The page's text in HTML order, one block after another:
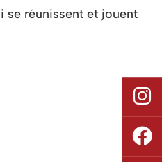
se réunissent et jouent